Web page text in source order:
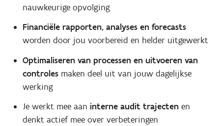
nauwkeurige opvolging
Financiële rapporten, analyses en forecasts
worden door jou voorbereid en helder uitgewerkt
Optimaliseren van processen en uitvoeren van
controles maken deel uit van jouw dagelijkse
werking
Je werkt mee aan interne audit trajectenen
denkt actief mee over verbeteringen